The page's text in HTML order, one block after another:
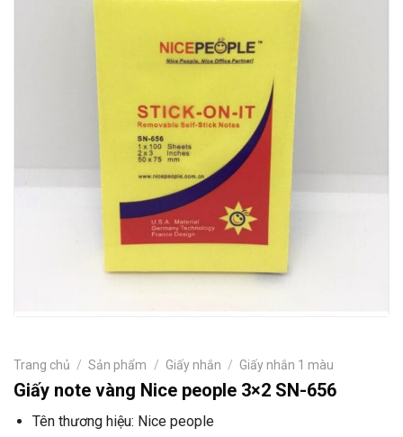
Trang chủ / Sản phẩm / Giấy nhắn / Giấy nhắn 1 màu
Giấy note vàng Nice people 3×2 SN-656
Tên thương hiệu: Nice people